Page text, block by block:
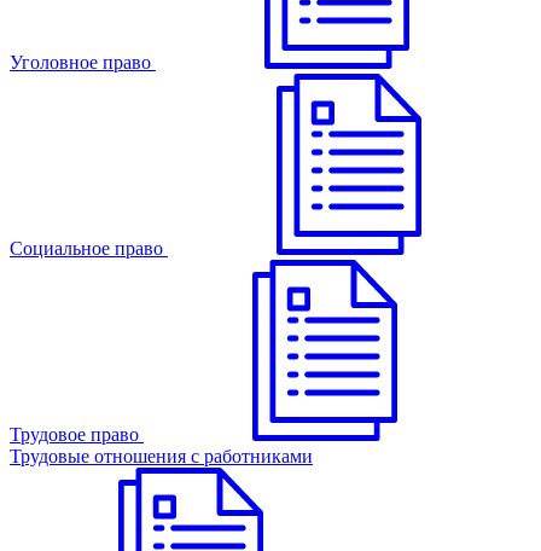
Уголовное право
Cоциальное право
Трудовое право
Трудовые отношения с работниками